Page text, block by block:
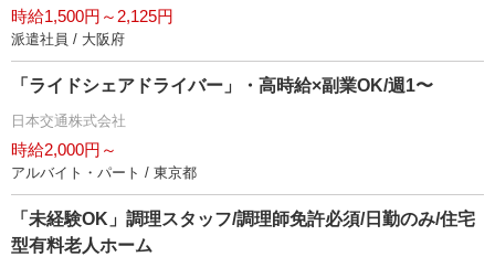
時給1,500円～2,125円
派遣社員 / 大阪府
「ライドシェアドライバー」・高時給×副業OK/週1〜
日本交通株式会社
時給2,000円～
アルバイト・パート / 東京都
「未経験OK」調理スタッフ/調理師免許必須/日勤のみ/住宅
型有料老人ホーム